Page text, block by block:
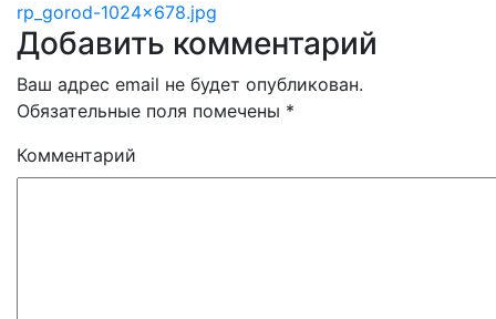
rp_gorod-1024×678.jpg
Добавить комментарий
Ваш адрес email не будет опубликован.
Обязательные поля помечены *
Комментарий